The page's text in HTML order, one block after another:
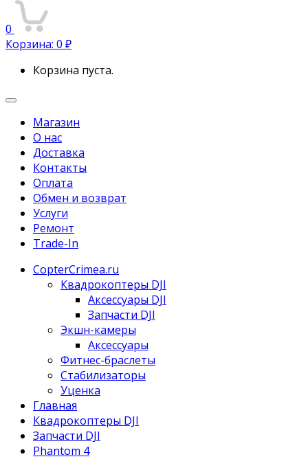
0
Корзина: 0 ₽
Корзина пуста.
Переключить
Магазин
О нас
Доставка
Контакты
Оплата
Обмен и возврат
Услуги
Ремонт
Trade-In
CopterCrimea.ru
Квадрокоптеры DJI
Аксессуары DJI
Запчасти DJI
Экшн-камеры
Аксессуары
Фитнес-браслеты
Стабилизаторы
Уценка
Главная
Квадрокоптеры DJI
Запчасти DJI
Phantom 4